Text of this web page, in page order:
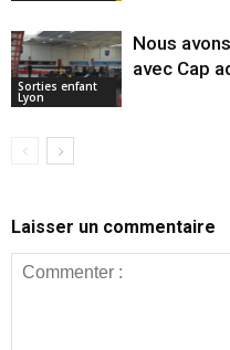
Sorties enfant
Lyon
Nous
avec Cap
Laisser un commentaire